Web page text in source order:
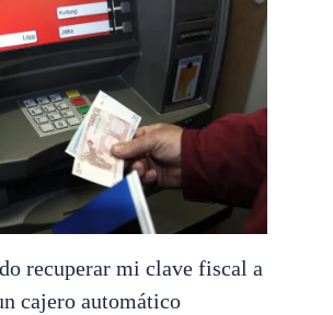
recuperar mi clave fiscal a
cajero automático